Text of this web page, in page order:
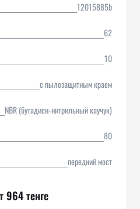
12015885b
62
10
с пылезащитным краем
NBR (бутадиен-нитрильный каучук)
80
передний мост
964 тенге